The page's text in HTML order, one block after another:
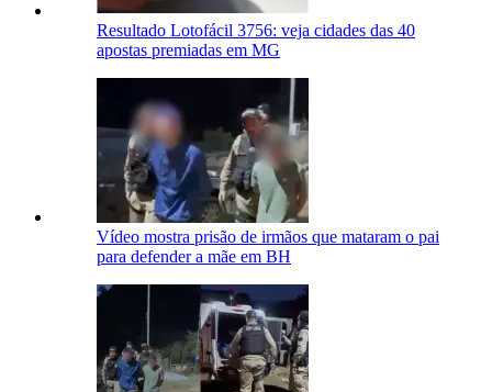
Resultado Lotofácil 3756: veja cidades das 40
apostas premiadas em MG
Vídeo mostra prisão de irmãos que mataram o pai
para defender a mãe em BH